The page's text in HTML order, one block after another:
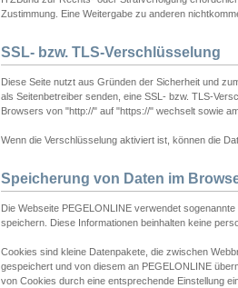
Zustimmung. Eine Weitergabe zu anderen
SSL- bzw. TLS-Verschlüsselung
Diese Seite nutzt aus Gründen der Sicherheit und
als Seitenbetreiber senden, eine SSL- bzw. TLS-
Browsers von "http://" auf "https://" wechselt sowie
Wenn die Verschlüsselung aktiviert ist, können die
Speicherung von Daten im
Die Webseite PEGELONLINE verwendet
speichern. Diese Informationen beinhalten keine
Cookies sind kleine Datenpakete, die zwischen
gespeichert und von diesem an PEGELONLINE
von Cookies durch eine entsprechende Einstellung